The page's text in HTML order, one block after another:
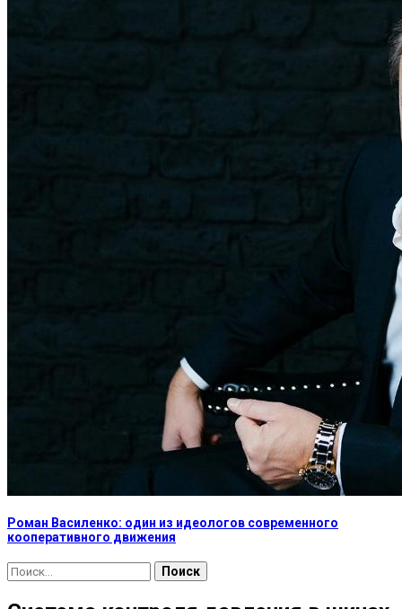
Роман Василенко: один из идеологов современного
кооперативного движения
Найти: